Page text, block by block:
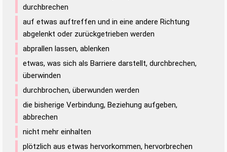
durchbrechen
auf etwas auftreffen und in eine andere Richtung
abgelenkt oder zurückgetrieben werden
abprallen lassen, ablenken
etwas, was sich als Barriere darstellt, durchbrechen,
überwinden
durchbrochen, überwunden werden
die bisherige Verbindung, Beziehung aufgeben,
abbrechen
nicht mehr einhalten
plötzlich aus etwas hervorkommen, hervorbrechen